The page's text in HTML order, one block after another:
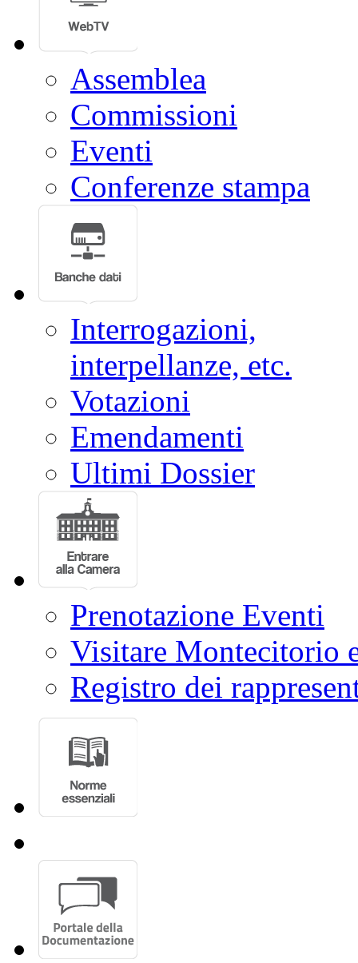
Assemblea
Commissioni
Eventi
Conferenze stampa
Interrogazioni,
interpellanze, etc.
Votazioni
Emendamenti
Ultimi Dossier
Prenotazione Eventi
Visitare Montecitorio
Registro dei